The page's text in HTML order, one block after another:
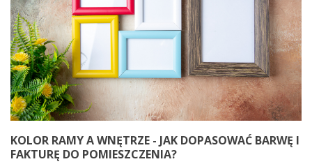
KOLOR RAMY A WNĘTRZE - JAK DOPASOWAĆ BARWĘ I
FAKTURĘ DO POMIESZCZENIA?